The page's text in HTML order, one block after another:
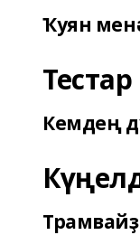
Ҡуян
Тестар
Кемдең